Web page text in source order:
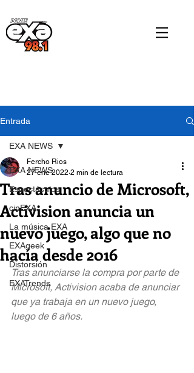
Entrada
EXA NEWS
Espectáculos
cinEXA
La música EXA
EXAgeek
Distorsión
EXATrends
EXA NEWS
Tras anuncio de Microsoft,
Activision anuncia un
nuevo juego, algo que no
hacía desde 2016
Fercho Rios
27 ene 2022 2 min de lectura
Tras anunciarse la compra por parte de
Microsoft, Activision acaba de anunciar
que ya trabaja en un nuevo juego,
luego de 6 años.